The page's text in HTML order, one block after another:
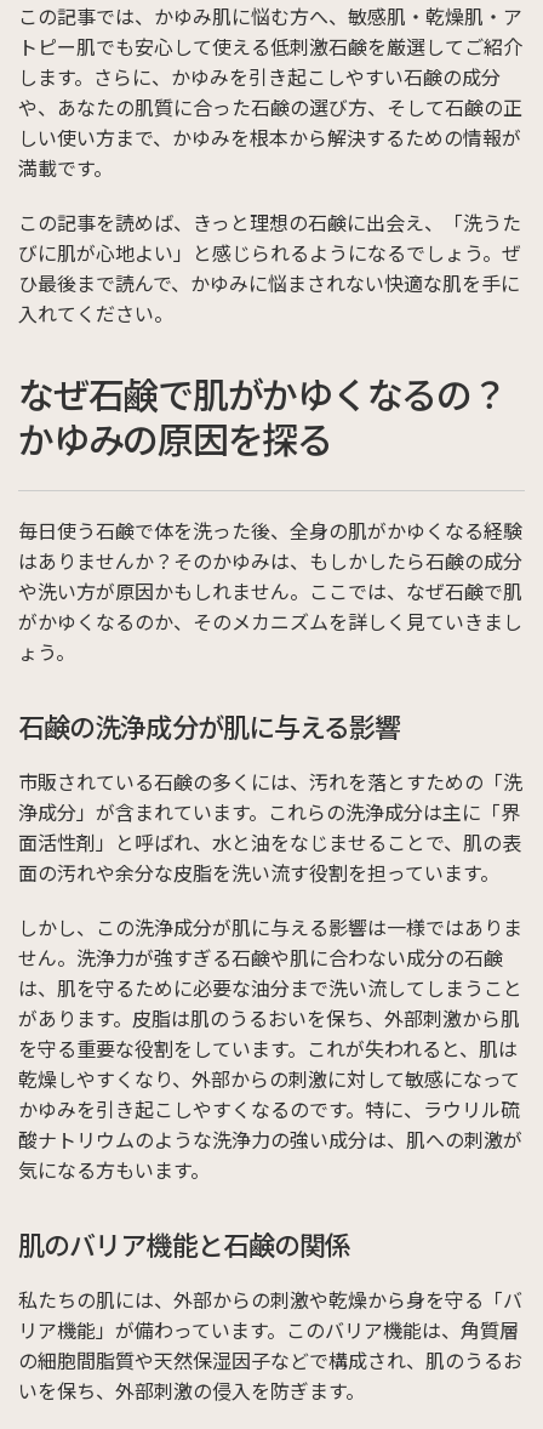
この記事では、かゆみ肌に悩む方へ、敏感肌・乾燥肌・ア
トピー肌でも安心して使える低刺激石鹸を厳選してご紹介
します。さらに、かゆみを引き起こしやすい石鹸の成分
や、あなたの肌質に合った石鹸の選び方、そして石鹸の正
しい使い方まで、かゆみを根本から解決するための情報が
満載です。
この記事を読めば、きっと理想の石鹸に出会え、「洗うた
びに肌が心地よい」と感じられるようになるでしょう。ぜ
ひ最後まで読んで、かゆみに悩まされない快適な肌を手に
入れてください。
なぜ石鹸で肌がかゆくなるの？
かゆみの原因を探る
毎日使う石鹸で体を洗った後、全身の肌がかゆくなる経験
はありませんか？そのかゆみは、もしかしたら石鹸の成分
や洗い方が原因かもしれません。ここでは、なぜ石鹸で肌
がかゆくなるのか、そのメカニズムを詳しく見ていきまし
ょう。
石鹸の洗浄成分が肌に与える影響
市販されている石鹸の多くには、汚れを落とすための「洗
浄成分」が含まれています。これらの洗浄成分は主に「界
面活性剤」と呼ばれ、水と油をなじませることで、肌の表
面の汚れや余分な皮脂を洗い流す役割を担っています。
しかし、この洗浄成分が肌に与える影響は一様ではありま
せん。洗浄力が強すぎる石鹸や肌に合わない成分の石鹸
は、肌を守るために必要な油分まで洗い流してしまうこと
があります。皮脂は肌のうるおいを保ち、外部刺激から肌
を守る重要な役割をしています。これが失われると、肌は
乾燥しやすくなり、外部からの刺激に対して敏感になって
かゆみを引き起こしやすくなるのです。特に、ラウリル硫
酸ナトリウムのような洗浄力の強い成分は、肌への刺激が
気になる方もいます。
肌のバリア機能と石鹸の関係
私たちの肌には、外部からの刺激や乾燥から身を守る「バ
リア機能」が備わっています。このバリア機能は、角質層
の細胞間脂質や天然保湿因子などで構成され、肌のうるお
いを保ち、外部刺激の侵入を防ぎます。